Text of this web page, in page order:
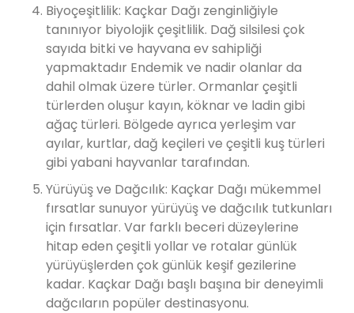
Biyoçeşitlilik: Kaçkar Dağı zenginliğiyle
tanınıyor biyolojik çeşitlilik. Dağ silsilesi çok
sayıda bitki ve hayvana ev sahipliği
yapmaktadır Endemik ve nadir olanlar da
dahil olmak üzere türler. Ormanlar çeşitli
türlerden oluşur kayın, köknar ve ladin gibi
ağaç türleri. Bölgede ayrıca yerleşim var
ayılar, kurtlar, dağ keçileri ve çeşitli kuş türleri
gibi yabani hayvanlar tarafından.
Yürüyüş ve Dağcılık: Kaçkar Dağı mükemmel
fırsatlar sunuyor yürüyüş ve dağcılık tutkunları
için fırsatlar. Var farklı beceri düzeylerine
hitap eden çeşitli yollar ve rotalar günlük
yürüyüşlerden çok günlük keşif gezilerine
kadar. Kaçkar Dağı başlı başına bir deneyimli
dağcıların popüler destinasyonu.